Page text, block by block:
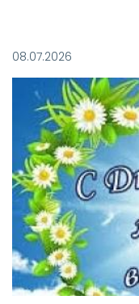
стать надежной
страны.
08.07.2026